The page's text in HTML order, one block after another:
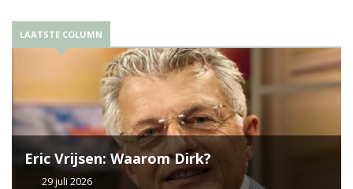
LAATSTE COLUMN
Eric Vrijsen: Waarom Dirk?
29 juli 2026